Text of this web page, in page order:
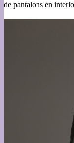
de pantalons en